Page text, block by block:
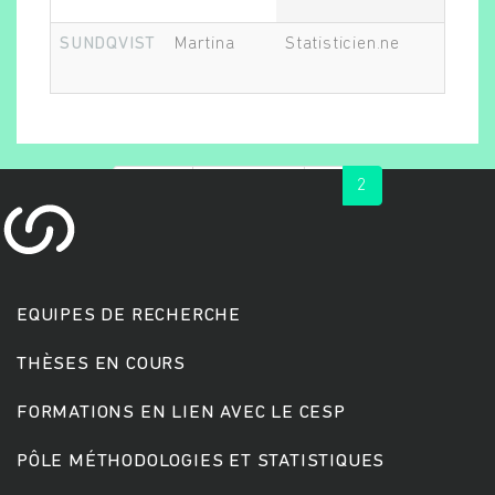
Rechercher
SUNDQVIST Martina Statisticien.ne
2
EQUIPES DE RECHERCHE
THÈSES EN COURS
FORMATIONS EN LIEN AVEC LE CESP
PÔLE MÉTHODOLOGIES ET STATISTIQUES